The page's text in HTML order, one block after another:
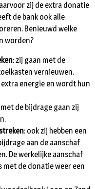
zij de extra donatie
de bank ook alle
Benieuwd welke
worden?
: zij gaan met de
vernieuwen.
extra energie en wordt hun
met de bijdrage gaan zij
: ook zij hebben een
aan de aanschaf
De werkelijke aanschaf
met de donatie weer een